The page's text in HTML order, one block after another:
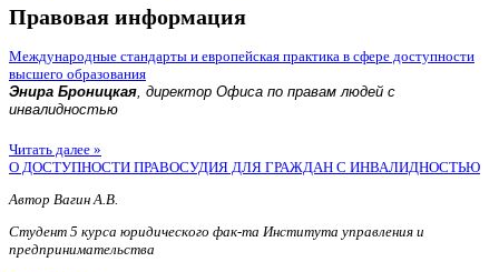
Правовая информация
Международные стандарты и европейская практика в сфере доступности
высшего образования
Энира Броницкая, директор Офиса по правам людей с
инвалидностью
Читать далее »
О ДОСТУПНОСТИ ПРАВОСУДИЯ ДЛЯ ГРАЖДАН С ИНВАЛИДНОСТЬЮ
Автор Вагин А.В.
Студент 5 курса юридического фак-та Института управления и
предпринимательства